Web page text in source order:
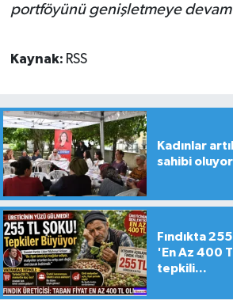
portföyünü genişletmeye
Kaynak: RSS
Kadınlar
sahibi oluyor
Fındıkta
'En Az 400
tepkili...